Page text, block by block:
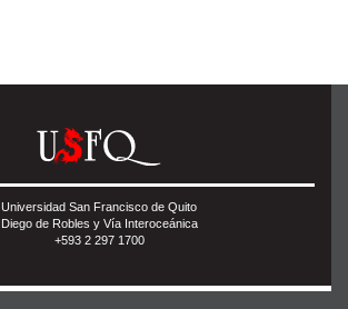
Universidad San Francisco de Quito
Diego de Robles y Vía Interoceánica
+593 2 297 1700